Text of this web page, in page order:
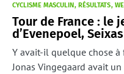
CYCLISME MASCULIN RÉSULTATS
Tour de France : le
d’Evenepoel,
Y avait-il quelque chose
Jonas Vingegaard avait